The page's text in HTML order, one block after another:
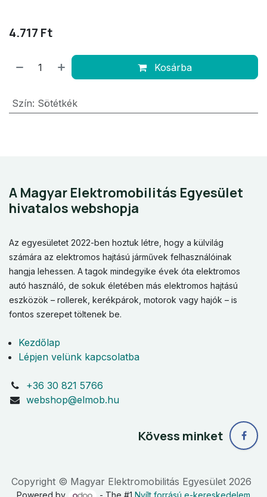
4.717 Ft
Kosárba
Szín: Sötétkék
A Magyar Elektromobilitás Egyesület
hivatalos webshopja
Az egyesületet 2022-ben hoztuk létre, hogy a külvilág
számára az elektromos hajtású járművek felhasználóinak
hangja lehessen. A tagok mindegyike évek óta elektromos
autó használó, de sokuk életében más elektromos hajtású
eszközök – rollerek, kerékpárok, motorok vagy hajók – is
fontos szerepet töltenek be.
Kezdőlap
Lépjen velünk kapcsolatba
+36 30 821 5766
webshop@elmob.hu
Kövess minket
Copyright © Magyar Elektromobilitás Egyesület 2026